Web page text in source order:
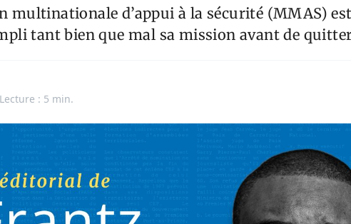
multinationale d’appui à la sécurité (MMAS)
tant bien que mal sa mission avant de
Lecture : 5 min.